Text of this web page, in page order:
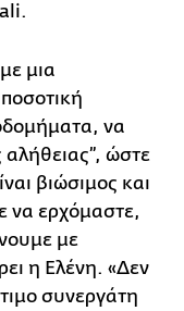
μια
να
ώστε
βιώσιμος και
να ερχόμαστε,
με
η Ελένη. «Δεν
συνεργάτη